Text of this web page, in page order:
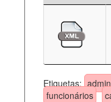
Administração
Legislação
Agenda
Etiquetas:
funcionários